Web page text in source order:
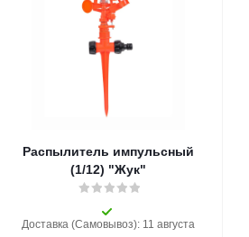
Распылитель импульсный
(1/12) "Жук"
Доставка (Самовывоз): 11 августа